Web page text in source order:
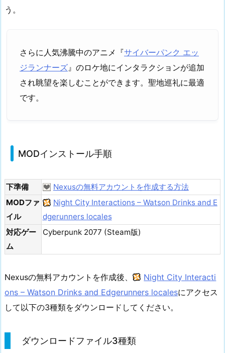
う。
さらに人気沸騰中のアニメ『サイバーパンク エッ
ジランナーズ』のロケ地にインタラクションが追加
され眺望を楽しむことができます。聖地巡礼に最適
です。
MODインストール手順
下準備
Nexusの無料アカウントを作成する方法
MODファ
イル
Night City Interactions – Watson Drinks and E
dgerunners locales
対応ゲー
ム
Cyberpunk 2077 (Steam版)
Nexusの無料アカウントを作成後、
Night City Interacti
ons – Watson Drinks and Edgerunners localesにアクセス
して以下の3種類をダウンロードしてください。
ダウンロードファイル3種類